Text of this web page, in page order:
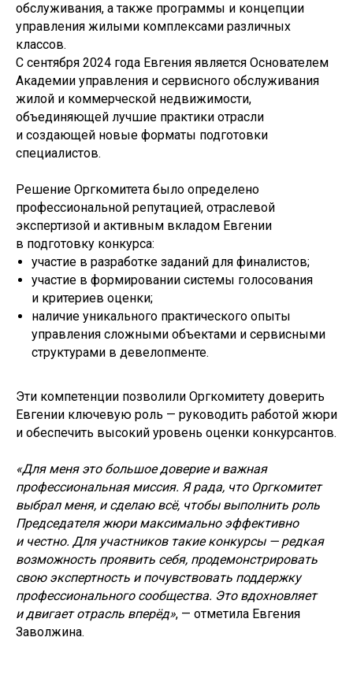
обслуживания, а также программы и концепции
управления жилыми комплексами различных
классов.
С сентября 2024 года Евгения является Основателем
Академии управления и сервисного обслуживания
жилой и коммерческой недвижимости,
объединяющей лучшие практики отрасли
и создающей новые форматы подготовки
специалистов.
Решение Оргкомитета было определено
профессиональной репутацией, отраслевой
экспертизой и активным вкладом Евгении
в подготовку конкурса:
участие в разработке заданий для финалистов;
участие в формировании системы голосования
и критериев оценки;
наличие уникального практического опыты
управления сложными объектами и сервисными
структурами в девелопменте.
Эти компетенции позволили Оргкомитету доверить
Евгении ключевую роль — руководить работой жюри
и обеспечить высокий уровень оценки конкурсантов.
«Для меня это большое доверие и важная
профессиональная миссия. Я рада, что Оргкомитет
выбрал меня, и сделаю всё, чтобы выполнить роль
Председателя жюри максимально эффективно
и честно. Для участников такие конкурсы — редкая
возможность проявить себя, продемонстрировать
свою экспертность и почувствовать поддержку
профессионального сообщества. Это вдохновляет
и двигает отрасль вперёд», — отметила Евгения
Заволжина.